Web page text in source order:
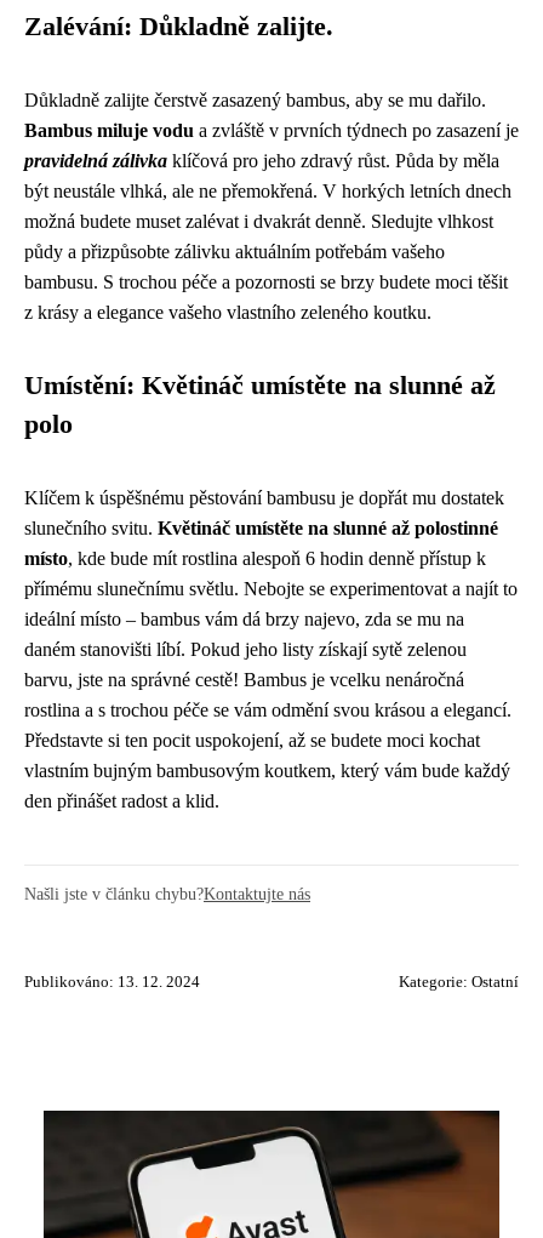
Zalévání: Důkladně zalijte.
Důkladně zalijte čerstvě zasazený bambus, aby se mu dařilo.
Bambus miluje vodu a zvláště v prvních týdnech po zasazení je
pravidelná zálivka klíčová pro jeho zdravý růst. Půda by měla
být neustále vlhká, ale ne přemokřená. V horkých letních dnech
možná budete muset zalévat i dvakrát denně. Sledujte vlhkost
půdy a přizpůsobte zálivku aktuálním potřebám vašeho
bambusu. S trochou péče a pozornosti se brzy budete moci těšit
z krásy a elegance vašeho vlastního zeleného koutku.
Umístění: Květináč umístěte na slunné až
polo
Klíčem k úspěšnému pěstování bambusu je dopřát mu dostatek
slunečního svitu. Květináč umístěte na slunné až polostinné
místo, kde bude mít rostlina alespoň 6 hodin denně přístup k
přímému slunečnímu světlu. Nebojte se experimentovat a najít to
ideální místo – bambus vám dá brzy najevo, zda se mu na
daném stanovišti líbí. Pokud jeho listy získají sytě zelenou
barvu, jste na správné cestě! Bambus je vcelku nenáročná
rostlina a s trochou péče se vám odmění svou krásou a elegancí.
Představte si ten pocit uspokojení, až se budete moci kochat
vlastním bujným bambusovým koutkem, který vám bude každý
den přinášet radost a klid.
Našli jste v článku chybu?Kontaktujte nás
Publikováno: 13. 12. 2024 Kategorie: Ostatní